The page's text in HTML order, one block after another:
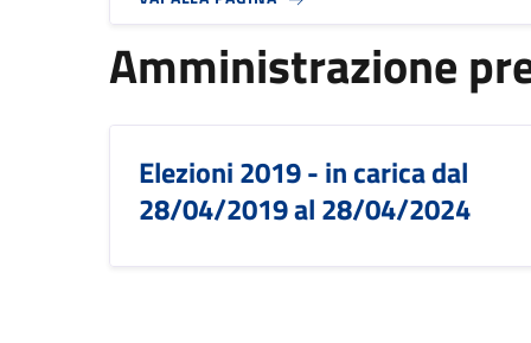
Amministrazione
Elezioni 2019 - in carica dal
28/04/2019 al 28/04/2024